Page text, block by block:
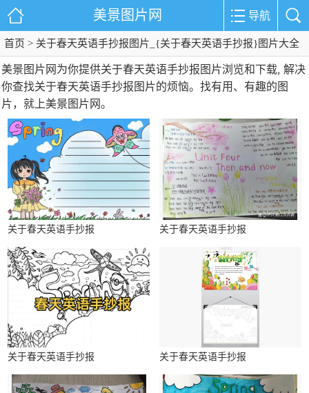
美景图片网 导航
首页 > 关于春天英语手抄报图片_{关于春天英语手抄报}图片大全
美景图片网为你提供关于春天英语手抄报图片浏览和下载, 解决
你查找关于春天英语手抄报图片的烦恼。找有用、有趣的图
片，就上美景图片网。
关于春天英语手抄报 关于春天英语手抄报
关于春天英语手抄报 关于春天英语手抄报